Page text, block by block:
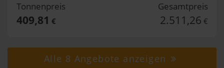
Tonnenpreis
409,81 €
Gesamtpreis
2.511,26 €
Alle 8 Angebote anzeigen